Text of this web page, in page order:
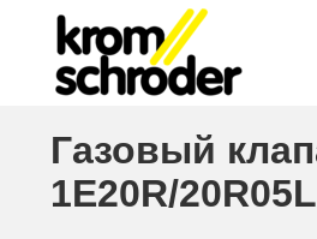
Газовый
1E20R/